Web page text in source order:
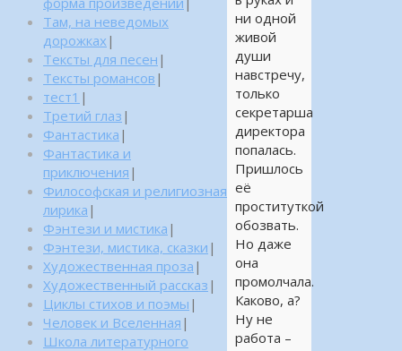
ни одной
живой
души
навстречу,
только
секретарша
директора
попалась.
Пришлось
её
проституткой
обозвать.
Но даже
она
промолчала.
Каково, а?
Ну не
работа –
Там, на неведомых
дорожках |
Тексты для песен |
Тексты романсов |
тест1 |
Третий глаз |
Фантастика |
Фантастика и
приключения |
Философская и религиозная
лирика |
Фэнтези и мистика |
Фэнтези, мистика, сказки |
Художественная проза |
Художественный рассказ |
Циклы стихов и поэмы |
Человек и Вселенная |
Школа литературного